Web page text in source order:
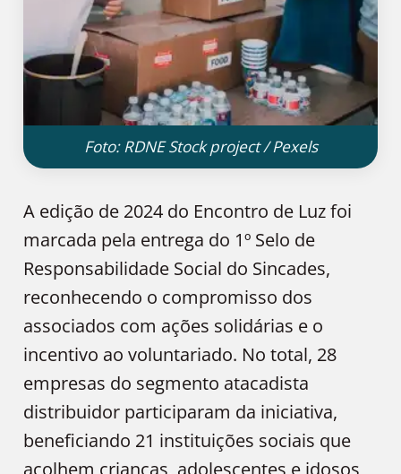
Foto: RDNE Stock project / Pexels
A edição de 2024 do Encontro de Luz foi
marcada pela entrega do 1º Selo de
Responsabilidade Social do Sincades,
reconhecendo o compromisso dos
associados com ações solidárias e o
incentivo ao voluntariado. No total, 28
empresas do segmento atacadista
distribuidor participaram da iniciativa,
beneficiando 21 instituições sociais que